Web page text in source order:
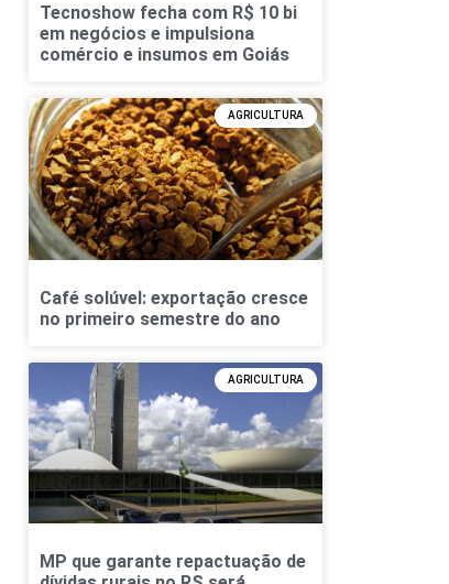
Tecnoshow fecha com R$ 10 bi
em negócios e impulsiona
comércio e insumos em Goiás
AGRICULTURA
Café solúvel: exportação cresce
no primeiro semestre do ano
AGRICULTURA
MP que garante repactuação de